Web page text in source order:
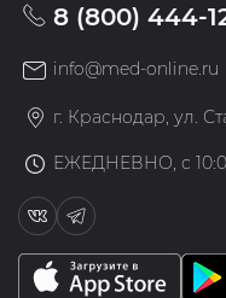
8 (800) 444-
info@med-online.ru
г. Краснодар, ул.
ЕЖЕДНЕВНО, с